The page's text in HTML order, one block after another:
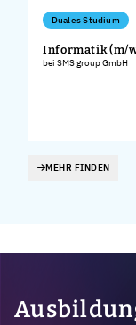
Duales Studium
Informatik (m/
bei SMS group GmbH
MEHR FINDEN